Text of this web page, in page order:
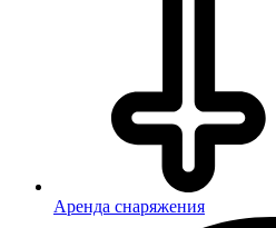
Аренда снаряжения